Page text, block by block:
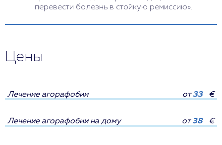
перевести болезнь в стойкую ремиссию».
Цены
Лечение агорафобии от33 €
Лечение агорафобии на дому от38 €